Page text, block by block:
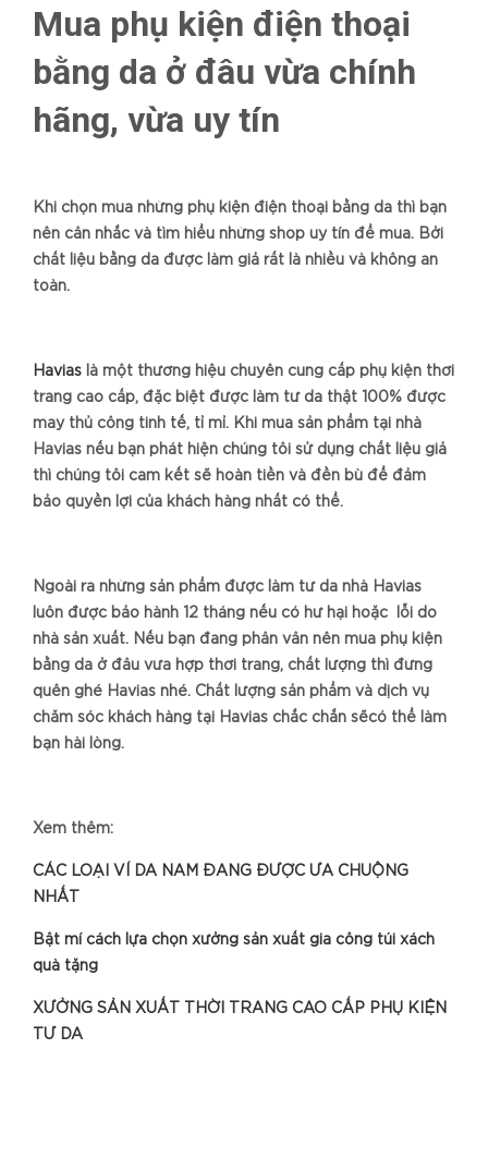
Mua phụ kiện điện thoại
bằng da ở đâu vừa chính
hãng, vừa uy tín
Khi chọn mua những phụ kiện điện thoại bằng da thì bạn
nên cân nhắc và tìm hiểu những shop uy tín để mua. Bởi
chất liệu bằng da được làm giả rất là nhiều và không an
toàn.
Havias là một thương hiệu chuyên cung cấp phụ kiện thời
trang cao cấp, đặc biệt được làm từ da thật 100% được
may thủ công tinh tế, tỉ mỉ. Khi mua sản phẩm tại nhà
Havias nếu bạn phát hiện chúng tôi sử dụng chất liệu giả
thì chúng tôi cam kết sẽ hoàn tiền và đền bù để đảm
bảo quyền lợi của khách hàng nhất có thể.
Ngoài ra những sản phẩm được làm từ da nhà Havias
luôn được bảo hành 12 tháng nếu có hư hại hoặc lỗi do
nhà sản xuất. Nếu bạn đang phân vân nên mua phụ kiện
bằng da ở đâu vừa hợp thời trang, chất lượng thì đừng
quên ghé Havias nhé. Chất lượng sản phẩm và dịch vụ
chăm sóc khách hàng tại Havias chắc chắn sẽcó thể làm
bạn hài lòng.
Xem thêm:
CÁC LOẠI VÍ DA NAM ĐANG ĐƯỢC ƯA CHUỘNG
NHẤT
Bật mí cách lựa chọn xưởng sản xuất gia công túi xách
quà tặng
XƯỞNG SẢN XUẤT THỜI TRANG CAO CẤP PHỤ KIỆN
TỪ DA